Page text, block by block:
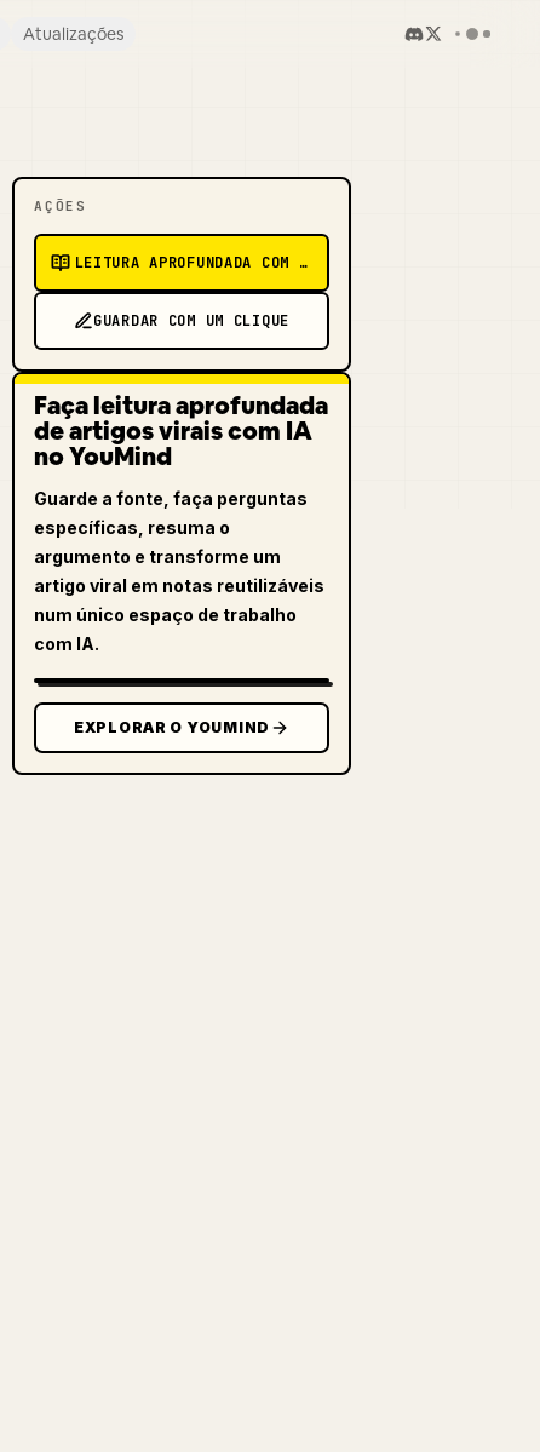
Atualizações
AÇÕES
LEITURA APROFUNDADA COM IA
GUARDAR COM UM CLIQUE
Faça leitura aprofundada
de artigos virais com IA
no YouMind
Guarde a fonte, faça perguntas
específicas, resuma o
argumento e transforme um
artigo viral em notas reutilizáveis
num único espaço de trabalho
com IA.
EXPLORAR O YOUMIND